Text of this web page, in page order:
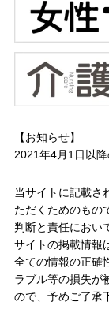
【お知らせ】
2021年4月1日以
当サイトに記載さ
ただくためのもの
判断と責任におい
サイトの掲載情報
全ての情報の正確
ラブル等の損失が
ので、予めご了承